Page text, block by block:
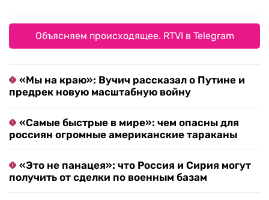
Объясняем происходящее. RTVI в Telegram
«Мы на краю»: Вучич рассказал о Путине и
предрек новую масштабную войну
«Самые быстрые в мире»: чем опасны для
россиян огромные американские тараканы
«Это не панацея»: что Россия и Сирия могут
получить от сделки по военным базам